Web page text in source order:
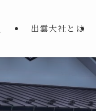
出雲大社とは